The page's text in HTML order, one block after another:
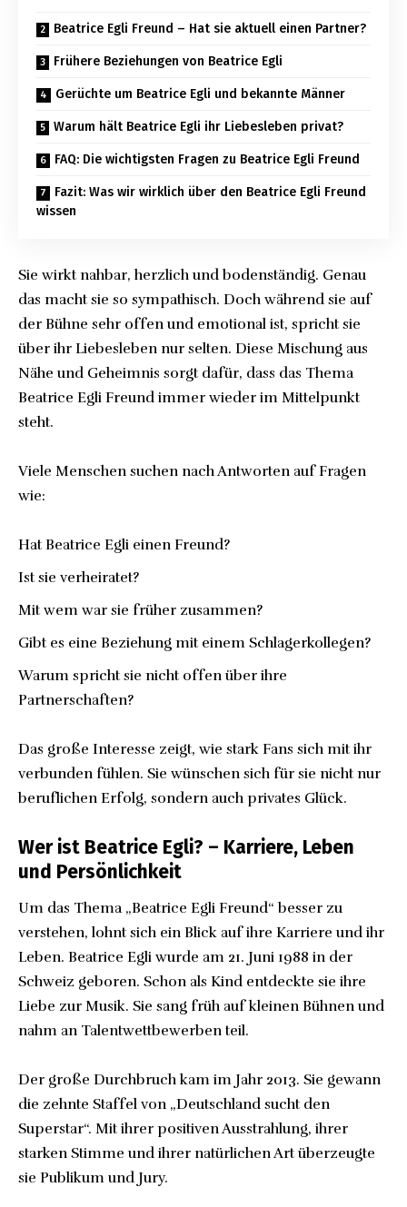
Beatrice Egli Freund – Hat sie aktuell einen Partner?
Frühere Beziehungen von Beatrice Egli
Gerüchte um Beatrice Egli und bekannte Männer
Warum hält Beatrice Egli ihr Liebesleben privat?
FAQ: Die wichtigsten Fragen zu Beatrice Egli Freund
Fazit: Was wir wirklich über den Beatrice Egli Freund
wissen
Sie wirkt nahbar, herzlich und bodenständig. Genau
das macht sie so sympathisch. Doch während sie auf
der Bühne sehr offen und emotional ist, spricht sie
über ihr Liebesleben nur selten. Diese Mischung aus
Nähe und Geheimnis sorgt dafür, dass das Thema
Beatrice Egli Freund immer wieder im Mittelpunkt
steht.
Viele Menschen suchen nach Antworten auf Fragen
wie:
Hat Beatrice Egli einen Freund?
Ist sie verheiratet?
Mit wem war sie früher zusammen?
Gibt es eine Beziehung mit einem Schlagerkollegen?
Warum spricht sie nicht offen über ihre
Partnerschaften?
Das große Interesse zeigt, wie stark Fans sich mit ihr
verbunden fühlen. Sie wünschen sich für sie nicht nur
beruflichen Erfolg, sondern auch privates Glück.
Wer ist Beatrice Egli? – Karriere, Leben
und Persönlichkeit
Um das Thema „Beatrice Egli Freund“ besser zu
verstehen, lohnt sich ein Blick auf ihre Karriere und ihr
Leben. Beatrice Egli wurde am 21. Juni 1988 in der
Schweiz geboren. Schon als Kind entdeckte sie ihre
Liebe zur Musik. Sie sang früh auf kleinen Bühnen und
nahm an Talentwettbewerben teil.
Der große Durchbruch kam im Jahr 2013. Sie gewann
die zehnte Staffel von „Deutschland sucht den
Superstar“. Mit ihrer positiven Ausstrahlung, ihrer
starken Stimme und ihrer natürlichen Art überzeugte
sie Publikum und Jury.